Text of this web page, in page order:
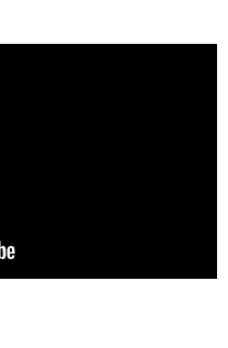
para granjas
de reducir la cantidad de
...